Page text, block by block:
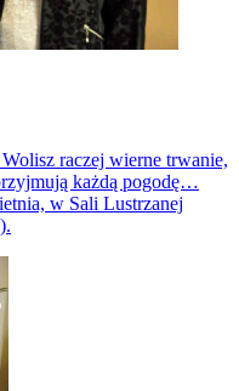
raczej wierne trwanie,
każdą pogodę…
w Sali Lustrzanej